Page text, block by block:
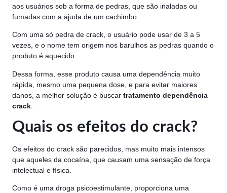
aos usuários sob a forma de pedras, que são inaladas ou
fumadas com a ajuda de um cachimbo.
Com uma só pedra de crack, o usuário pode usar de 3 a 5
vezes, e o nome tem origem nos barulhos as pedras quando o
produto é aquecido.
Dessa forma, esse produto causa uma dependência muito
rápida, mesmo uma pequena dose, e para evitar maiores
danos, a melhor solução é buscar tratamento dependência
crack
Quais os efeitos do crack?
Os efeitos do crack são parecidos, mas muito mais intensos
que aqueles da cocaína, que causam uma sensação de força
intelectual e física.
Como é uma droga psicoestimulante, proporciona uma